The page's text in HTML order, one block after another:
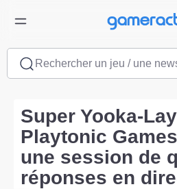
Rechercher un jeu / une
Super Yooka-
Playtonic
une session de
réponses en